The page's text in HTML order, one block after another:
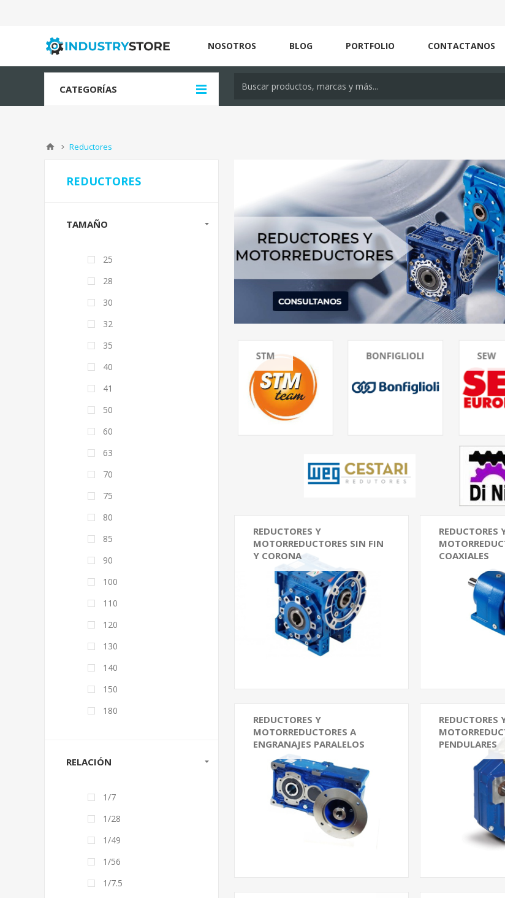
NOSOTROS BLOG PORTFOLIO CONTACTANOS
CATEGORÍAS
Reductores
REDUCTORES Y
MOTORREDUCTORES SIN FIN
Y CORONA
Reductores Sin fin y Corona
Reductores Sin fin y Corona
Combinados CRI
Accesorios para reductores
Reductores Sin fin y Corona WI
REDUCTORES
COAXIALES
Reductores
Reductores
REDUCTORES Y
MOTORREDUCTORES A
ENGRANAJES PARALELOS
Reductor Paralelo RXP700
Reductor Paralelo RXP800
Reductores y Motorreductores a
engranajes Paralelos ZA-ZF
REDUCTORES
PENDULARES
Reductores a
Pendulares PA-
Reductores
REDUCTORES
TAMAÑO
25
28
30
32
35
40
41
50
60
63
70
75
80
85
90
100
110
120
130
140
150
180
RELACIÓN
1/7
1/28
1/49
1/56
1/7.5